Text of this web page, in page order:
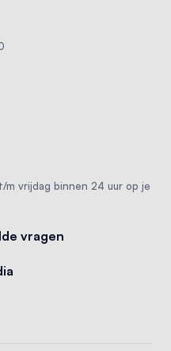
m vrijdag binnen 24 uur op je
vragen